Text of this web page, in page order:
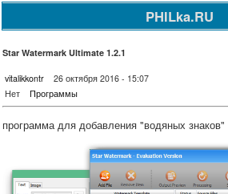
PHILka.RU
Star Watermark Ultimate 1.2.1
vitalikkontr
26 октября 2016 - 15:07
Нет
Программы
программа для добавления "водяных